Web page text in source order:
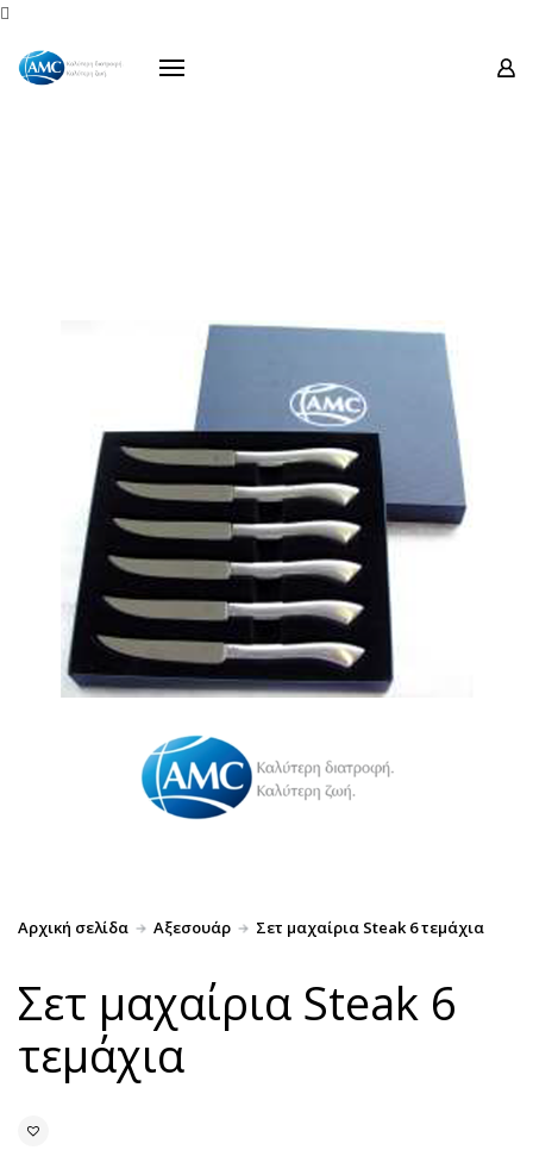

Σειρές
Αρχική σελίδα Αξεσουάρ Σετ μαχαίρια Steak 6 τεμάχια
Σετ μαχαίρια Steak 6
τεμάχια